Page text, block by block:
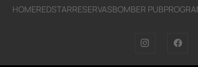
HOMEREDSTARRESERVASBOMBER PUB